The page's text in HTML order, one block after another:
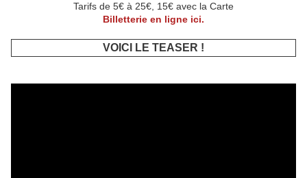
Tarifs de 5€ à 25€, 15€ avec la Carte
Billetterie en ligne ici.
VOICI LE TEASER !